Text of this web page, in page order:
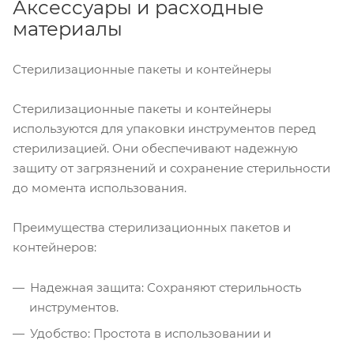
Аксессуары и расходные
материалы
Стерилизационные пакеты и контейнеры
Стерилизационные пакеты и контейнеры
используются для упаковки инструментов перед
стерилизацией. Они обеспечивают надежную
защиту от загрязнений и сохранение стерильности
до момента использования.
Преимущества стерилизационных пакетов и
контейнеров:
Надежная защита: Сохраняют стерильность
инструментов.
Удобство: Простота в использовании и